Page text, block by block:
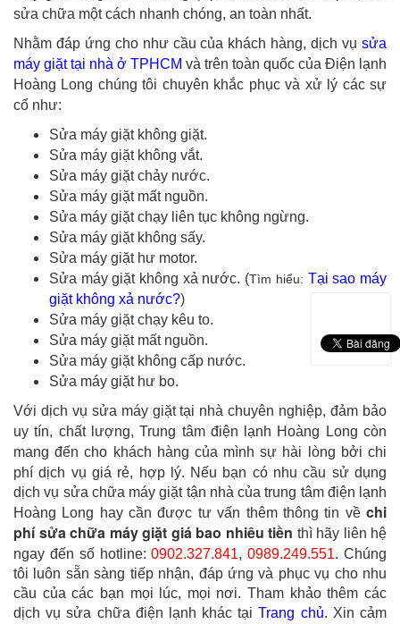
sửa chữa một cách nhanh chóng, an toàn nhất.
Nhằm đáp ứng cho như cầu của khách hàng, dịch vụ sửa
máy giặt tại nhà ở TPHCM và trên toàn quốc của Điện lạnh
Hoàng Long chúng tôi chuyên khắc phục và xử lý các sự
cố như:
Sửa máy giặt không giặt.
Sửa máy giặt không vắt.
Sửa máy giặt chảy nước.
Sửa máy giặt mất nguồn.
Sửa máy giặt chạy liên tục không ngừng.
Sửa máy giặt không sấy.
Sửa máy giặt hư motor.
Sửa máy giặt không xả nước. (Tìm hiểu: Tại sao máy
giặt không xả nước?)
Sửa máy giặt chạy kêu to.
Sửa máy giặt mất nguồn.
Sửa máy giặt không cấp nước.
Sửa máy giặt hư bo.
Với dịch vụ sửa máy giặt tại nhà chuyên nghiệp, đảm bảo
uy tín, chất lượng, Trung tâm điện lạnh Hoàng Long còn
mang đến cho khách hàng của mình sự hài lòng bởi chi
phí dịch vụ giá rẻ, hợp lý. Nếu bạn có nhu cầu sử dụng
dịch vụ sửa chữa máy giặt tận nhà của trung tâm điện lạnh
Hoàng Long hay cần được tư vấn thêm thông tin về chi
phí sửa chữa máy giặt giá bao nhiêu tiền thì hãy liên hệ
ngay đến số hotline:0902.327.841, 0989.249.551. Chúng
tôi luôn sẵn sàng tiếp nhận, đáp ứng và phục vụ cho nhu
cầu của các bạn mọi lúc, mọi nơi. Tham khảo thêm các
dịch vụ sửa chữa điện lạnh khác tạiTrang chủ. Xin cảm